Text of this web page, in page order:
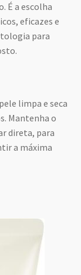
É a escolha
eficazes e
para
limpa e seca
Mantenha o
direta, para
a máxima